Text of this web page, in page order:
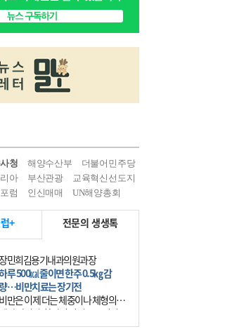
청 해양수산부
더불어민주당
아 부산관광
교육혁신선도지
럼 인신매매 UN해양총회
+ 전문의 생생톡
민희김용기내과의원과장
루 500㎉ 줄이면 한주 0.5㎏ 감
량…비만치료는 장기전
비만은 이제 더는 체중이나 체형의 문
제가 아니다. 하나의 질병으로 인지
고 치료와 관리를 해야 한다. 세계